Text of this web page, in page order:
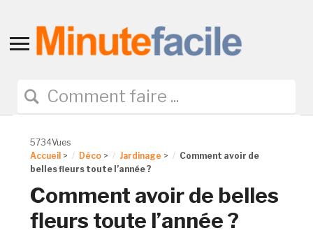
Toggle
navigation
5734Vues
Accueil > Déco > Jardinage >
Comment avoir de
belles fleurs toute l’année ?
Comment avoir de belles
fleurs toute l’année ?